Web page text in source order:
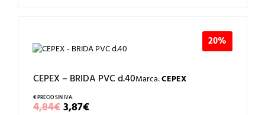
20%
CEPEX – BRIDA PVC d.40
4,84€EL
3,87€EL
Marca:CEPEX